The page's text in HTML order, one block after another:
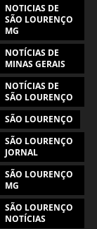
NOTICIAS DE
SÃO LOURENÇO
MG
NOTÍCIAS DE
MINAS GERAIS
NOTÍCIAS DE
SÃO LOURENÇO
SÃO LOURENÇO
SÃO LOURENÇO
JORNAL
SÃO LOURENÇO
MG
SÃO LOURENÇO
NOTÍCIAS